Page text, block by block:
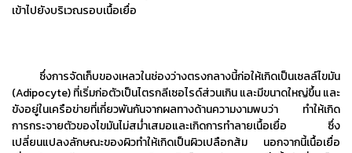
เข้าไปยังบริเวณรอบเนื้อเยื่อ
ซึ่งการจัดเก็บของเหลวในช่องว่างตรงกลางนี้ก่อให้เกิดเป็นเซลล์ไขมัน
(Adipocyte) ที่เริ่มก่อตัวเป็นไตรกลีเซอไรด์ส่วนเกิน และมีขนาดใหญ่ขึ้น และ
ขังอยู่ในเครือข่ายที่เกี่ยวพันกันจากผลทางด้านความงามพบว่า ทำให้เกิด
การกระจายตัวของไขมันไม่สม่ำเสมอและเกิดการทำลายเนื้อเยื่อ ซึ่ง
เปลี่ยนแปลงลักษณะของผิวทำให้เกิดเป็นผิวเปลือกส้ม นอกจากนี้เนื้อเยื่อ